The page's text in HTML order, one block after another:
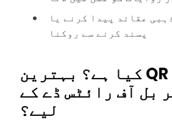
عقائد پیدا کرنے یا
پسند کرنے سے روکنا
کیا ہے؟ بہترین QR کوڈ
بل آف رائٹس ڈے کے
لیے؟